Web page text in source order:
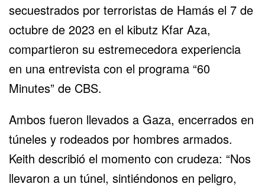
secuestrados por terroristas de Hamás el 7 de
octubre de 2023 en el kibutz Kfar Aza,
compartieron su estremecedora experiencia
en una entrevista con el programa “60
Minutes” de CBS.
Ambos fueron llevados a Gaza, encerrados en
túneles y rodeados por hombres armados.
Keith describió el momento con crudeza: “Nos
llevaron a un túnel, sintiéndonos en peligro,